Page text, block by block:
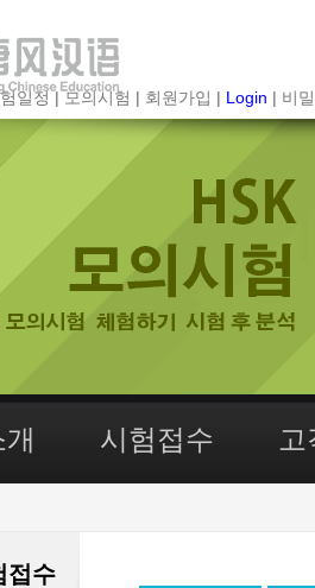
일정|모의시험 | 회원가입 | Login | 비
시험접수
접수